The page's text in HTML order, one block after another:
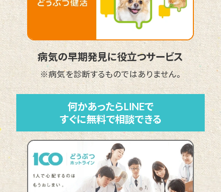
病気の早期発見に役立つサービス
※病気を診断するものではありません。
何かあったらLINEで
すぐに無料で相談できる